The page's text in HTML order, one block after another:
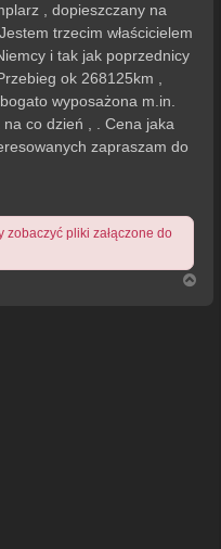
, dopieszczany na
trzecim właścicielem
i tak jak poprzednicy
ok 268125km ,
wyposażona m.in.
co dzień , . Cena jaka
zapraszam do
zobaczyć pliki załączone do